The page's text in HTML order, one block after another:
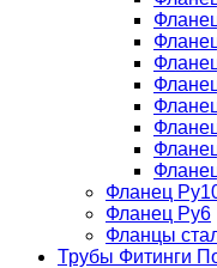
Фланец
Фланец Ру6
Фланцы
Трубы Фитинги